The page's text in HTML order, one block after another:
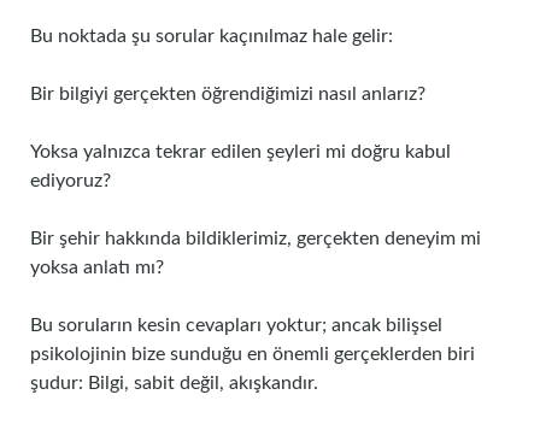
Bu noktada şu sorular kaçınılmaz hale gelir:
Bir bilgiyi gerçekten öğrendiğimizi nasıl anlarız?
Yoksa yalnızca tekrar edilen şeyleri mi doğru kabul
ediyoruz?
Bir şehir hakkında bildiklerimiz, gerçekten deneyim mi
yoksa anlatı mı?
Bu soruların kesin cevapları yoktur; ancak bilişsel
psikolojinin bize sunduğu en önemli gerçeklerden biri
şudur: Bilgi, sabit değil, akışkandır.